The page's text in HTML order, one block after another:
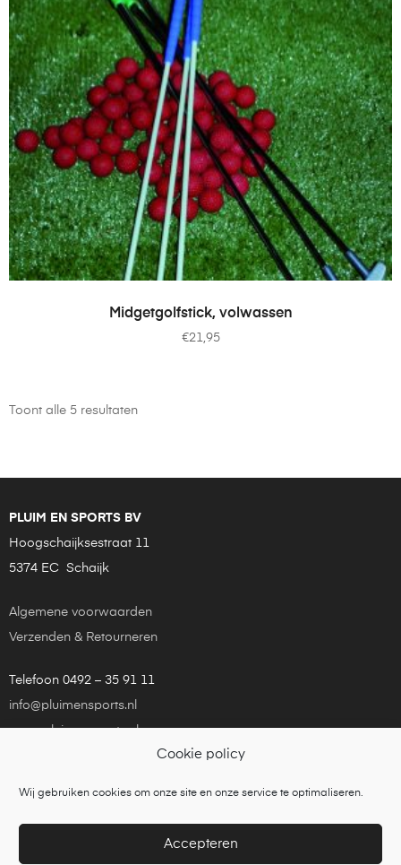
Cookie policy
Wij gebruiken cookies om onze site en onze service te optimaliseren.
Accepteren
TOEVOEGEN AAN WINKELWAGEN
Midgetgolfstick, volwassen
€21,95
Toont alle 5 resultaten
PLUIM EN SPORTS BV
Hoogschaijksestraat 11
5374 EC Schaijk
Algemene voorwaarden
Verzenden & Retourneren
Telefoon 0492 – 35 91 11
info@pluimensports.nl
www.pluimensports.nl
Copyright © 2021Pluim en Sports is een onderdeel van
Tennisbouw Nederland BV